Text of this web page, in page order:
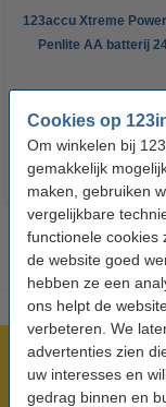
Cookies op
Om winkelen bij
gemakkelijk
maken, gebruiken
vergelijkbare
functionele cookies
de website goed
hebben ze een
ons helpt de
verbeteren. We
advertenties zien
uw interesses en
gedrag binnen en
123accu Xtreme
Penlite AA batterij
Meer dan 5